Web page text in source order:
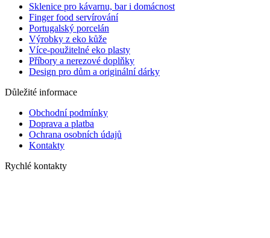
Sklenice pro kávarnu, bar i domácnost
Finger food servírování
Portugalský porcelán
Výrobky z eko kůže
Více-použitelné eko plasty
Příbory a nerezové doplňky
Design pro dům a originální dárky
Důležité informace
Obchodní podmínky
Doprava a platba
Ochrana osobních údajů
Kontakty
Rychlé kontakty